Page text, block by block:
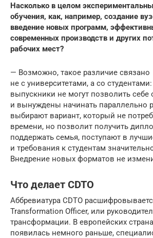
Насколько в целом
обучения, как, например, создание
введение новых программ,
современных производств и других
рабочих мест?
— Возможно, такое различие связано
не с университетами, а со
выпускники не могут позволить себе
и вынуждены начинать параллельно
выбирают вариант, который не
времени, но позволит получить
поддержать семья, поступают в
и требования к студентам
Внедрение новых форматов не
Что делает CDTO
Аббревиатура CDTO
Transformation Officer, или
трансформации. В европейских
появилась немного раньше,